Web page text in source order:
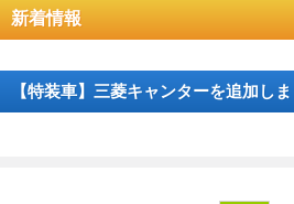
新着情報
【特装車】三菱キャンターを追加しま